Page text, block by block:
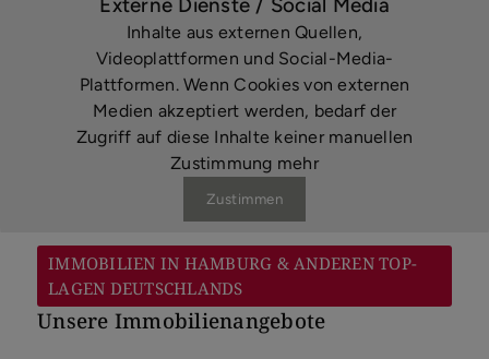
Inhalte aus externen Quellen,
Videoplattformen und Social-Media-
Plattformen. Wenn Cookies von externen
Medien akzeptiert werden, bedarf der
Zugriff auf diese Inhalte keiner manuellen
Zustimmung mehr
Zustimmen
IMMOBILIEN IN HAMBURG & ANDEREN TOP-
LAGEN DEUTSCHLANDS
Unsere Immobilienangebote